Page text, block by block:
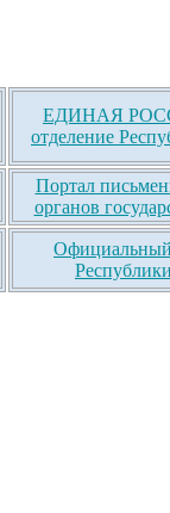
ЕДИНАЯ
отделение
Портал
органов
Официальный